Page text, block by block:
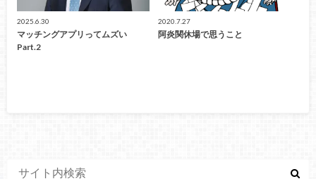
2025.6.30
マッチングアプリってムズい
Part.2
2020.7.27
阿炎関休場で思うこと